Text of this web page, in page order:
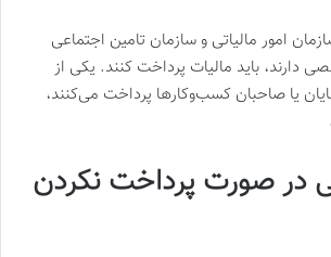
امور مالیاتی و سازمان تامین اجتماعی
دارند، باید مالیات پرداخت کنند. یکی از
یا صاحبان کسب‌وکار‌ها پرداخت می‌کنند،
در صورت پرداخت نکردن